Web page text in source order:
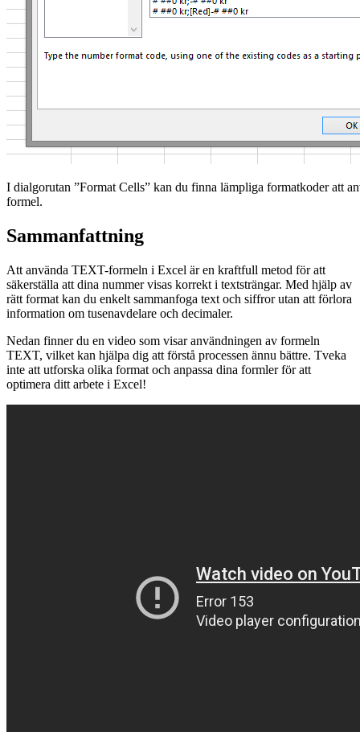
I dialgorutan ”Format Cells” kan du finna lämpliga formatkoder att
formel.
Sammanfattning
Att använda TEXT-formeln i Excel är en kraftfull metod för att
säkerställa att dina nummer visas korrekt i textsträngar. Med hjälp av
rätt format kan du enkelt sammanfoga text och siffror utan att förlora
information om tusenavdelare och decimaler.
Nedan finner du en video som visar användningen av formeln
TEXT, vilket kan hjälpa dig att förstå processen ännu bättre. Tveka
inte att utforska olika format och anpassa dina formler för att
optimera ditt arbete i Excel!